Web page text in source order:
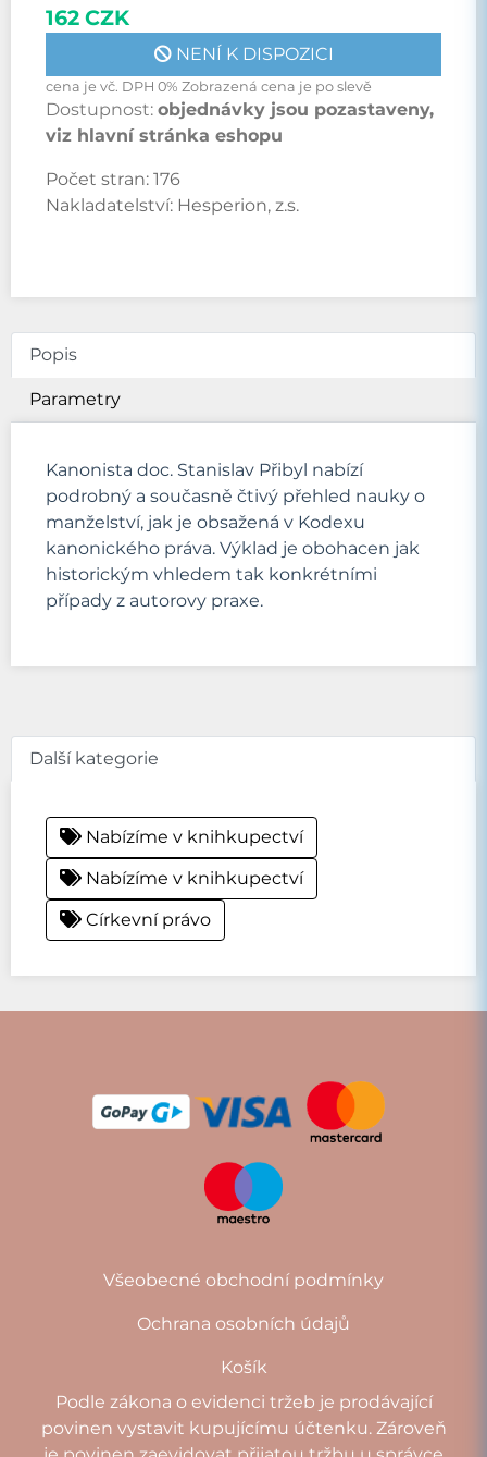
162 CZK
NENÍ K DISPOZICI
cena je vč. DPH 0% Zobrazená cena je po slevě
Dostupnost: objednávky jsou pozastaveny,
viz hlavní stránka eshopu
Počet stran: 176
Nakladatelství: Hesperion, z.s.
Popis
Parametry
Kanonista doc. Stanislav Přibyl nabízí
podrobný a současně čtivý přehled nauky o
manželství, jak je obsažená v Kodexu
kanonického práva. Výklad je obohacen jak
historickým vhledem tak konkrétními
případy z autorovy praxe.
Další kategorie
Nabízíme v knihkupectví
Nabízíme v knihkupectví
Církevní právo
Všeobecné obchodní podmínky
Ochrana osobních údajů
Košík
Podle zákona o evidenci tržeb je prodávající
povinen vystavit kupujícímu účtenku. Zároveň